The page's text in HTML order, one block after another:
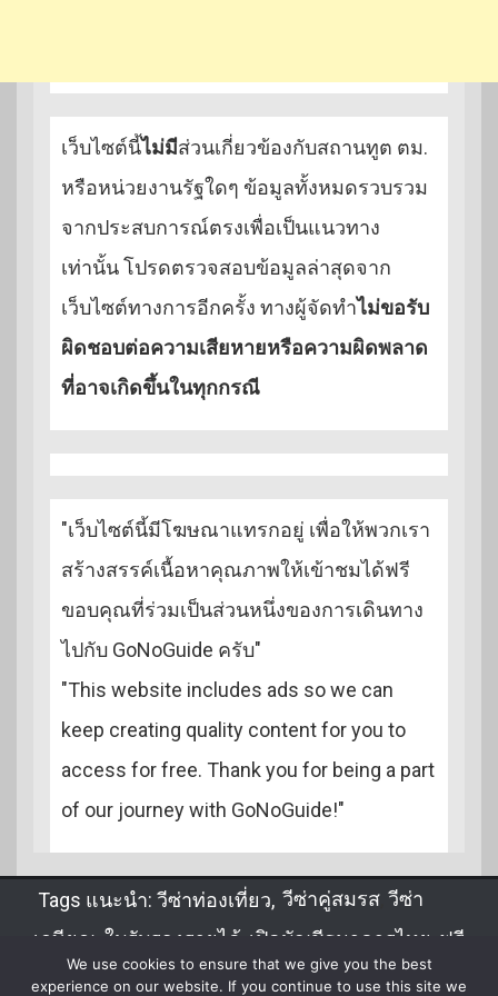
เว็บไซต์นี้ไม่มีส่วนเกี่ยวข้องกับสถานทูต ตม.
หรือหน่วยงานรัฐใดๆ ข้อมูลทั้งหมดรวบรวม
จากประสบการณ์ตรงเพื่อเป็นแนวทาง
เท่านั้น โปรดตรวจสอบข้อมูลล่าสุดจาก
เว็บไซต์ทางการอีกครั้ง ทางผู้จัดทำไม่ขอรับ
ผิดชอบต่อความเสียหายหรือความผิดพลาด
ที่อาจเกิดขึ้นในทุกกรณี
"เว็บไซต์นี้มีโฆษณาแทรกอยู่ เพื่อให้พวกเรา
สร้างสรรค์เนื้อหาคุณภาพให้เข้าชมได้ฟรี
ขอบคุณที่ร่วมเป็นส่วนหนึ่งของการเดินทาง
ไปกับ GoNoGuide ครับ"
"This website includes ads so we can
keep creating quality content for you to
access for free. Thank you for being a part
of our journey with GoNoGuide!"
Tags แนะนำ: วีซ่าท่องเที่ยว, วีซ่าคู่สมรส ,วีซ่า
เกษียณ ใบรับรองรายได้ เปิดบัญชีธนาคารไทย ฟรี
วีซ่า,DTV ,จดทะเบียนสมรส, ขอวีซ่าไทยในลาว
We use cookies to ensure that we give you the best
experience on our website. If you continue to use this site we